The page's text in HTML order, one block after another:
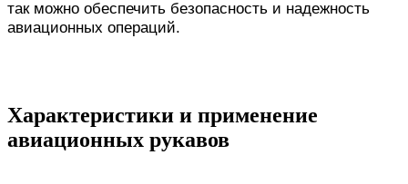
так можно обеспечить безопасность и надежность
авиационных операций.
Характеристики и применение
авиационных рукавов